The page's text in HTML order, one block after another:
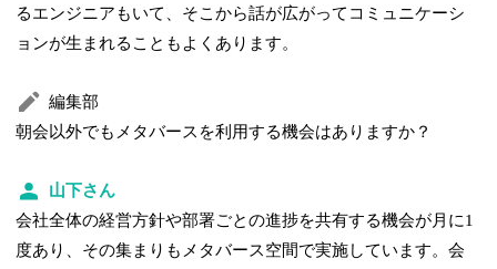
るエンジニアもいて、そこから話が広がってコミュニケーシ
ョンが生まれることもよくあります。
編集部
朝会以外でもメタバースを利用する機会はありますか？
山下さん
会社全体の経営方針や部署ごとの進捗を共有する機会が月に1
度あり、その集まりもメタバース空間で実施しています。会